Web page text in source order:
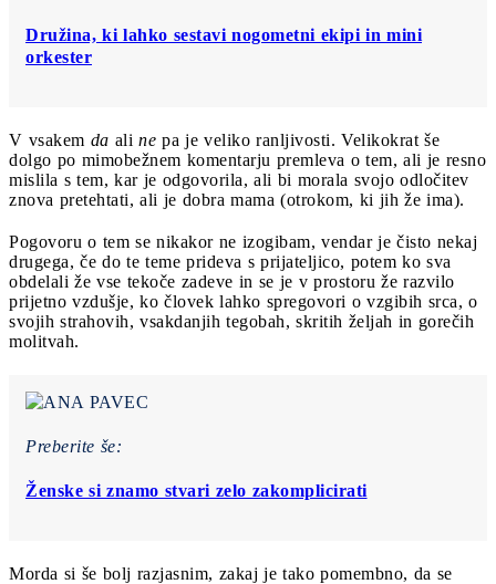
Družina, ki lahko sestavi nogometni ekipi in mini
orkester
V vsakem da ali ne pa je veliko ranljivosti. Velikokrat še
dolgo po mimobežnem komentarju premleva o tem, ali je resno
mislila s tem, kar je odgovorila, ali bi morala svojo odločitev
znova pretehtati, ali je dobra mama (otrokom, ki jih že ima).
Pogovoru o tem se nikakor ne izogibam, vendar je čisto nekaj
drugega, če do te teme prideva s prijateljico, potem ko sva
obdelali že vse tekoče zadeve in se je v prostoru že razvilo
prijetno vzdušje, ko človek lahko spregovori o vzgibih srca, o
svojih strahovih, vsakdanjih tegobah, skritih željah in gorečih
molitvah.
Preberite še:
Ženske si znamo stvari zelo zakomplicirati
Morda si še bolj razjasnim, zakaj je tako pomembno, da se